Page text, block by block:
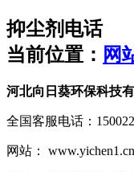
抑尘剂电话
当前位置： 网
河北向日葵环保科技
全国客服电话：
网站： www.yichen1.cn